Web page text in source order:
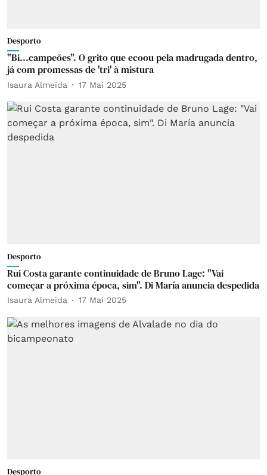
Desporto
"Bi...campeões". O grito que ecoou pela madrugada dentro,
já com promessas de 'tri' à mistura
Isaura Almeida 17 Mai 2025
Desporto
Rui Costa garante continuidade de Bruno Lage: "Vai
começar a próxima época, sim". Di María anuncia despedida
Isaura Almeida 17 Mai 2025
Desporto